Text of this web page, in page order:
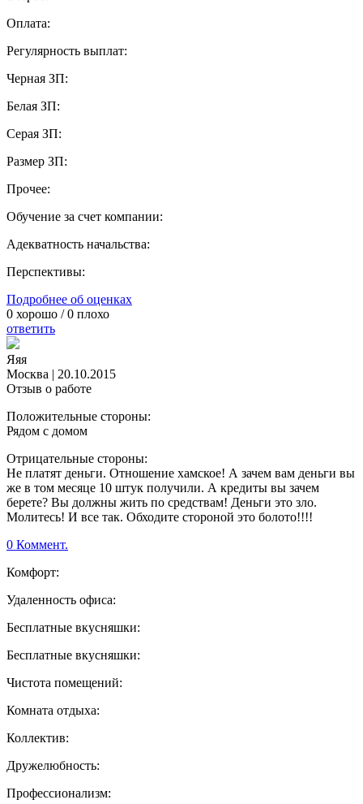
Оплата:
Регулярность выплат:
Черная ЗП:
Белая ЗП:
Серая ЗП:
Размер ЗП:
Прочее:
Обучение за счет компании:
Адекватность начальства:
Перспективы:
Подробнее об оценках
0 хорошо /0 плохо
ответить
Яяя
Москва | 20.10.2015
Отзыв о работе
Положительные стороны:
Рядом с домом
Отрицательные стороны:
Не платят деньги. Отношение хамское! А зачем вам деньги вы
же в том месяце 10 штук получили. А кредиты вы зачем
берете? Вы должны жить по средствам! Деньги это зло.
Молитесь! И все так. Обходите стороной это болото!!!!
0 Коммент.
Комфорт:
Удаленность офиса:
Бесплатные вкусняшки:
Бесплатные вкусняшки:
Чистота помещений:
Комната отдыха:
Коллектив:
Дружелюбность:
Профессионализм: